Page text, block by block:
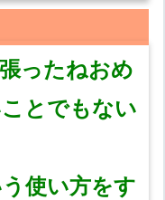
ったねおめ
とでもない
使い方をす